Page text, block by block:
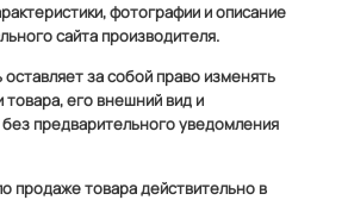
фотографии и описание
сайта производителя.
за собой право изменять
товара, его внешний вид и
предварительного уведомления
продаже товара действительно в